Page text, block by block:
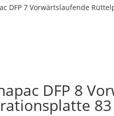
DFP 7 Vorwärtslaufende
DFP 8